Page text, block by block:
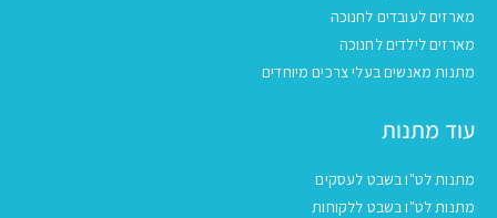
מארזים לעובדים לחנוכה
מארזים לילדים לחנוכה
מתנות מאנשים בעלי צרכים מיוחדים
עוד מתנות
מתנות לט"ו בשבט לעסקים
מתנות לט"ו בשבט ללקוחות